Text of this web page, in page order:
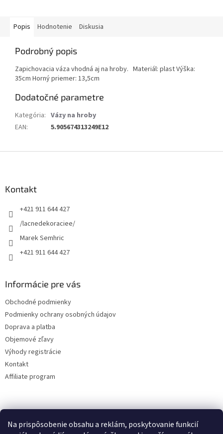
Na prispôsobenie obsahu a reklám, poskytovanie funkcií
Popis Hodnotenie Diskusia
Podrobný popis
Zapichovacia váza vhodná aj na hroby. Materiál: plast Výška:
35cm Horný priemer: 13,5cm
Dodatočné parametre
Kategória: Vázy na hroby
EAN: 5.905674313249E12
Kontakt
+421 911 644 427
/lacnedekoraciee/
Marek Semhric
+421 911 644 427
Informácie pre vás
Obchodné podmienky
Podmienky ochrany osobných údajov
Doprava a platba
Objemové zľavy
Výhody registrácie
Kontakt
Affiliate program